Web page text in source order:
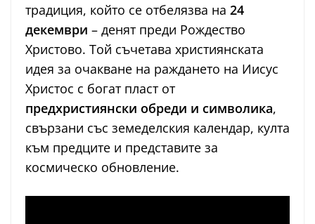
традиция, който се отбелязва на 24
декември – денят преди Рождество
Христово. Той съчетава християнската
идея за очакване на раждането на Иисус
Христос с богат пласт от
предхристиянски обреди и символика,
свързани със земеделския календар, култа
към предците и представите за
космическо обновление.